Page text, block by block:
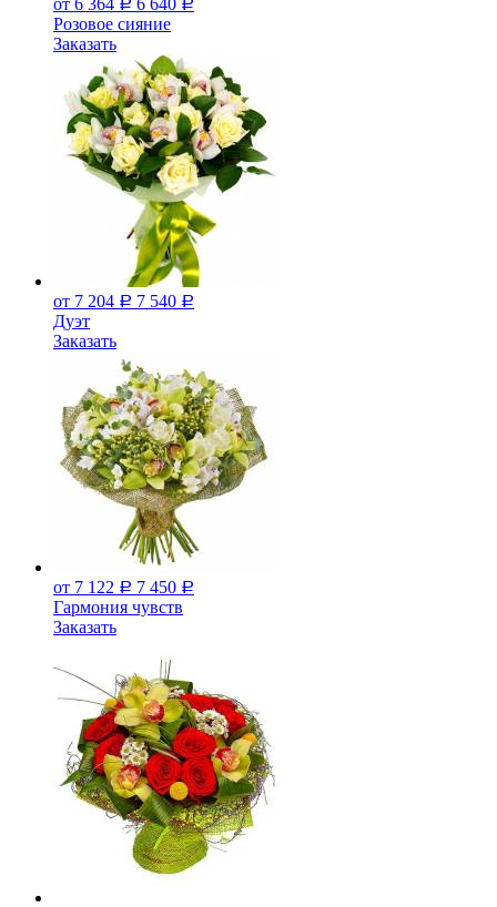
от 6 364 Р 6 640 Р
Розовое сияние
Заказать
от 7 204 Р 7 540 Р
Дуэт
Заказать
от 7 122 Р 7 450 Р
Гармония чувств
Заказать